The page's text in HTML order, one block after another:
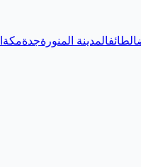
الطائفالمدينة المنورةجدةمكة